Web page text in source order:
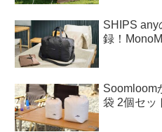
SHIPS any
録！
Soomloom
袋 2個セッ